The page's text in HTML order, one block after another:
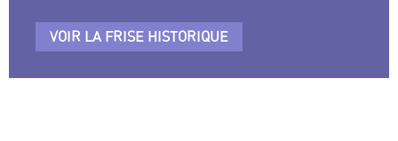
VOIR LA FRISE HISTORIQUE